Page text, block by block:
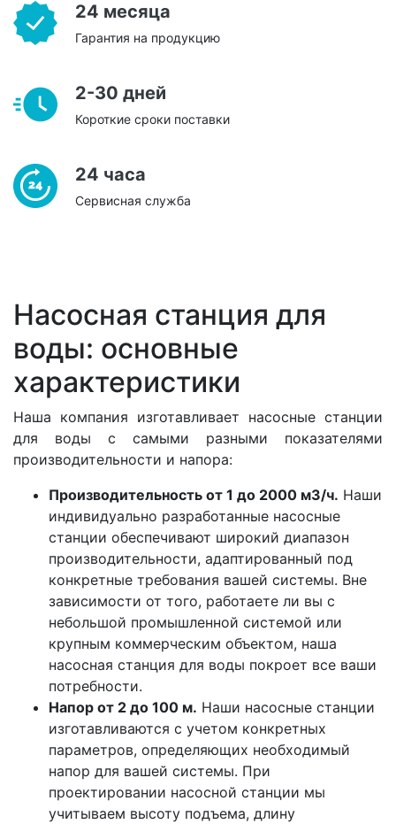
24 месяца
Гарантия на продукцию
2-30 дней
Короткие сроки поставки
24 часа
Сервисная служба
Насосная станция для
воды: основные
характеристики
Наша компания изготавливает насосные станции
для воды с самыми разными показателями
производительности и напора:
Производительность от 1 до 2000 м3/ч. Наши
индивидуально разработанные насосные
станции обеспечивают широкий диапазон
производительности, адаптированный под
конкретные требования вашей системы. Вне
зависимости от того, работаете ли вы с
небольшой промышленной системой или
крупным коммерческим объектом, наша
насосная станция для воды покроет все ваши
потребности.
Напор от 2 до 100 м. Наши насосные станции
изготавливаются с учетом конкретных
параметров, определяющих необходимый
напор для вашей системы. При
проектировании насосной станции мы
учитываем высоту подъема, длину